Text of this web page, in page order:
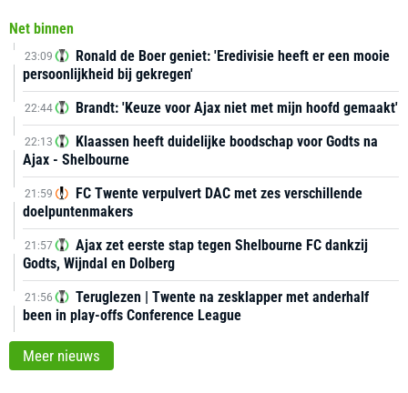
Net binnen
23:09
Ronald de Boer geniet: 'Eredivisie heeft er een mooie
persoonlijkheid bij gekregen'
22:44 Brandt: 'Keuze voor Ajax niet met mijn hoofd gemaakt'
22:13
Klaassen heeft duidelijke boodschap voor Godts na
Ajax - Shelbourne
21:59
FC Twente verpulvert DAC met zes verschillende
doelpuntenmakers
21:57
Ajax zet eerste stap tegen Shelbourne FC dankzij
Godts, Wijndal en Dolberg
21:56
Teruglezen | Twente na zesklapper met anderhalf
been in play-offs Conference League
Meer nieuws